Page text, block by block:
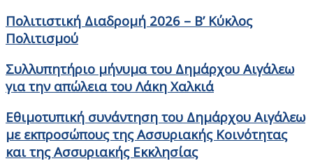
Πολιτιστική Διαδρομή 2026 – Β’ Κύκλος
Πολιτισμού
Συλλυπητήριο μήνυμα του Δημάρχου Αιγάλεω
για την απώλεια του Λάκη Χαλκιά
Εθιμοτυπική συνάντηση του Δημάρχου Αιγάλεω
με εκπροσώπους της Ασσυριακής Κοινότητας
και της Ασσυριακής Εκκλησίας